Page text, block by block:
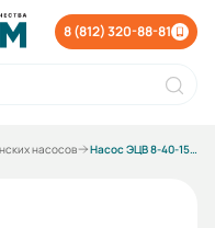
8 (812) 320-88-81
насосов Насос ЭЦВ 8-40-150 нрк